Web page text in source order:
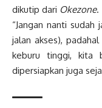
dikutip dari Okezone.
“Jangan nanti sudah
jalan akses),
keburu tinggi, kita
dipersiapkan juga